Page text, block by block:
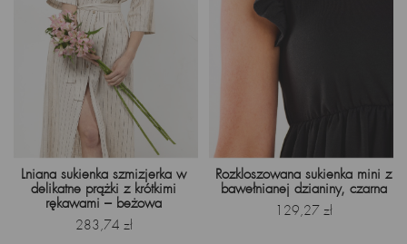
Lniana sukienka szmizjerka w
delikatne prążki z krótkimi
rękawami – beżowa
Cena
283,74 zł
Rozkloszowana sukienka mini z
bawełnianej dzianiny, czarna
Cena
129,27 zł